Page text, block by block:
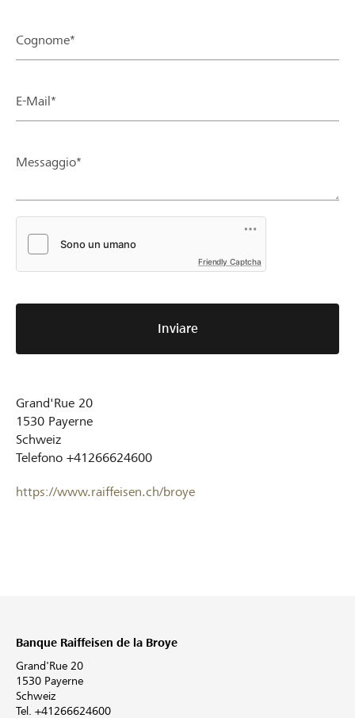
Cognome*
E-Mail*
Messaggio*
Friendly Captcha
Inviare
Grand'Rue 20
1530 Payerne
Schweiz
Telefono +41266624600
https://www.raiffeisen.ch/broye
Banque Raiffeisen de la Broye
Grand'Rue 20
1530 Payerne
Schweiz
Tel. +41266624600